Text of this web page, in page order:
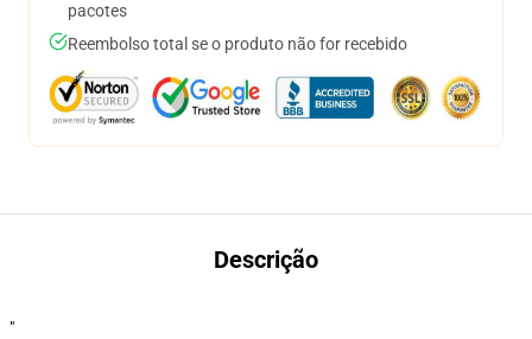
pacotes
Reembolso total se o produto não for recebido
Descrição
"